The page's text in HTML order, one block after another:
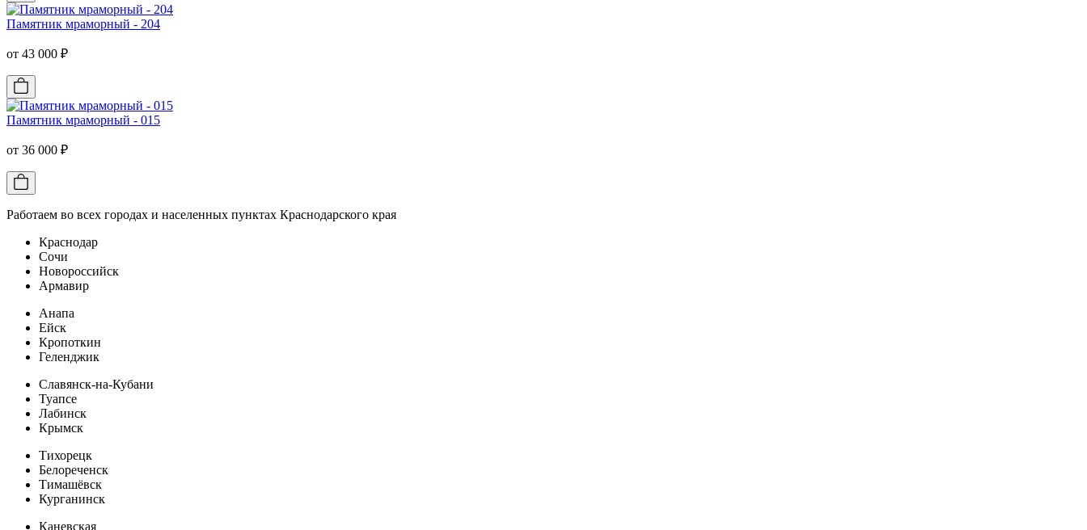
Памятник мраморный - 204
от 43 000 ₽
Памятник мраморный - 015
от 36 000 ₽
Работаем во всех городах и населенных пунктах Краснодарского края
Краснодар
Сочи
Новороссийск
Армавир
Анапа
Ейск
Кропоткин
Геленджик
Славянск-на-Кубани
Туапсе
Лабинск
Крымск
Тихорецк
Белореченск
Тимашёвск
Курганинск
Каневская